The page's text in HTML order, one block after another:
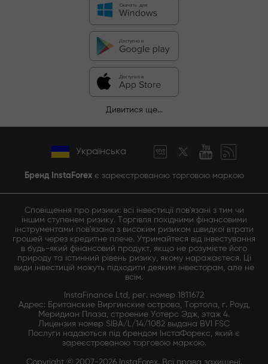
Дивитися ще...
Українська
Бренд InstaForexє зареєстрованою торговою маркою
Сповіщення про ризики: всі інвестиції пов'язані з тим чи
іншим ступенем ризику. Торгівля похідними фінансовими
інструментами пов'язана з високим ризиком швидкої втрати
грошей через кредитне плече. Утримайтеся від інвестування
в будь-який фінансовий продукт, якщо не розумієте його
природу та істинний рівень ризику, якому наражаєтеся. Ці
види інвестицій можуть підходити деяким інвесторам, але не
всім.
InstaFinance Ltd, рег. номер 1811672
Адрес: Британские Виргинские острова, Тортола, г. Роуд,
Меридиан Плаза, строение Уотерс Эдж, этаж 4.
Лицензия номер SIBA/L/14/1082 выдана BVI FSC
Послуги надаються під брендом ІнстаФорекс, який є
зареєстрованою торговою маркою.
Copyright © 2007-2026 InstaForex. Всі права захищені.